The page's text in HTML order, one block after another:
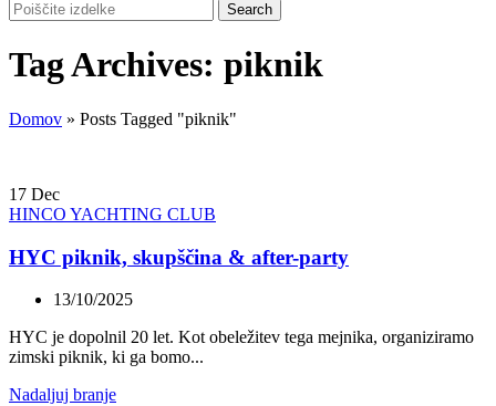
Search
Tag Archives: piknik
Domov » Posts Tagged "piknik"
17 Dec
HINCO YACHTING CLUB
HYC piknik, skupščina & after-party
13/10/2025
HYC je dopolnil 20 let. Kot obeležitev tega mejnika, organiziramo
zimski piknik, ki ga bomo...
Nadaljuj branje